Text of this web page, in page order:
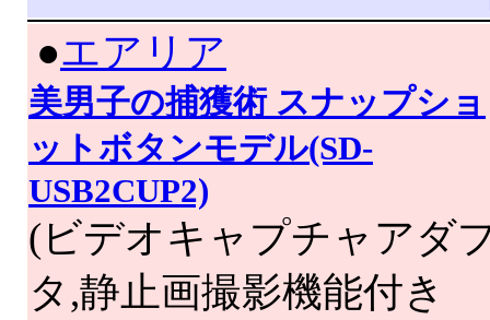
●エアリア
美男子の捕獲術 スナップショ
ットボタンモデル(SD-
USB2CUP2)
(ビデオキャプチャアダ
タ,静止画撮影機能付き